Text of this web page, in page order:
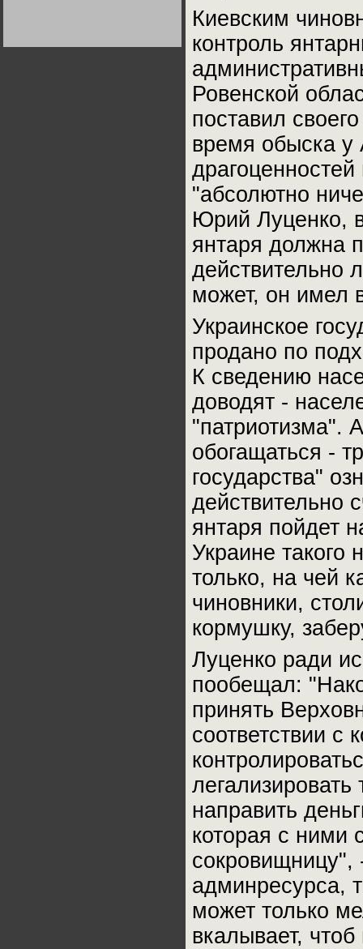
Киевским
контроль
Ровенской
поставил
время обыска
"абсолютно
Юрий Луценко,
янтаря должна
действительно
может, он имел
Украинское
продано по
К сведению
доводят -
"патриотизма".
обогащаться -
государства"
действительно
янтаря пойдет
Украине такого
только, на чей
чиновники,
кормушку,
Луценко ради
пообещал:
принять
соответствии с
направить
которая с ними
сокровищницу",
админресурса,
может только
вкалывает,